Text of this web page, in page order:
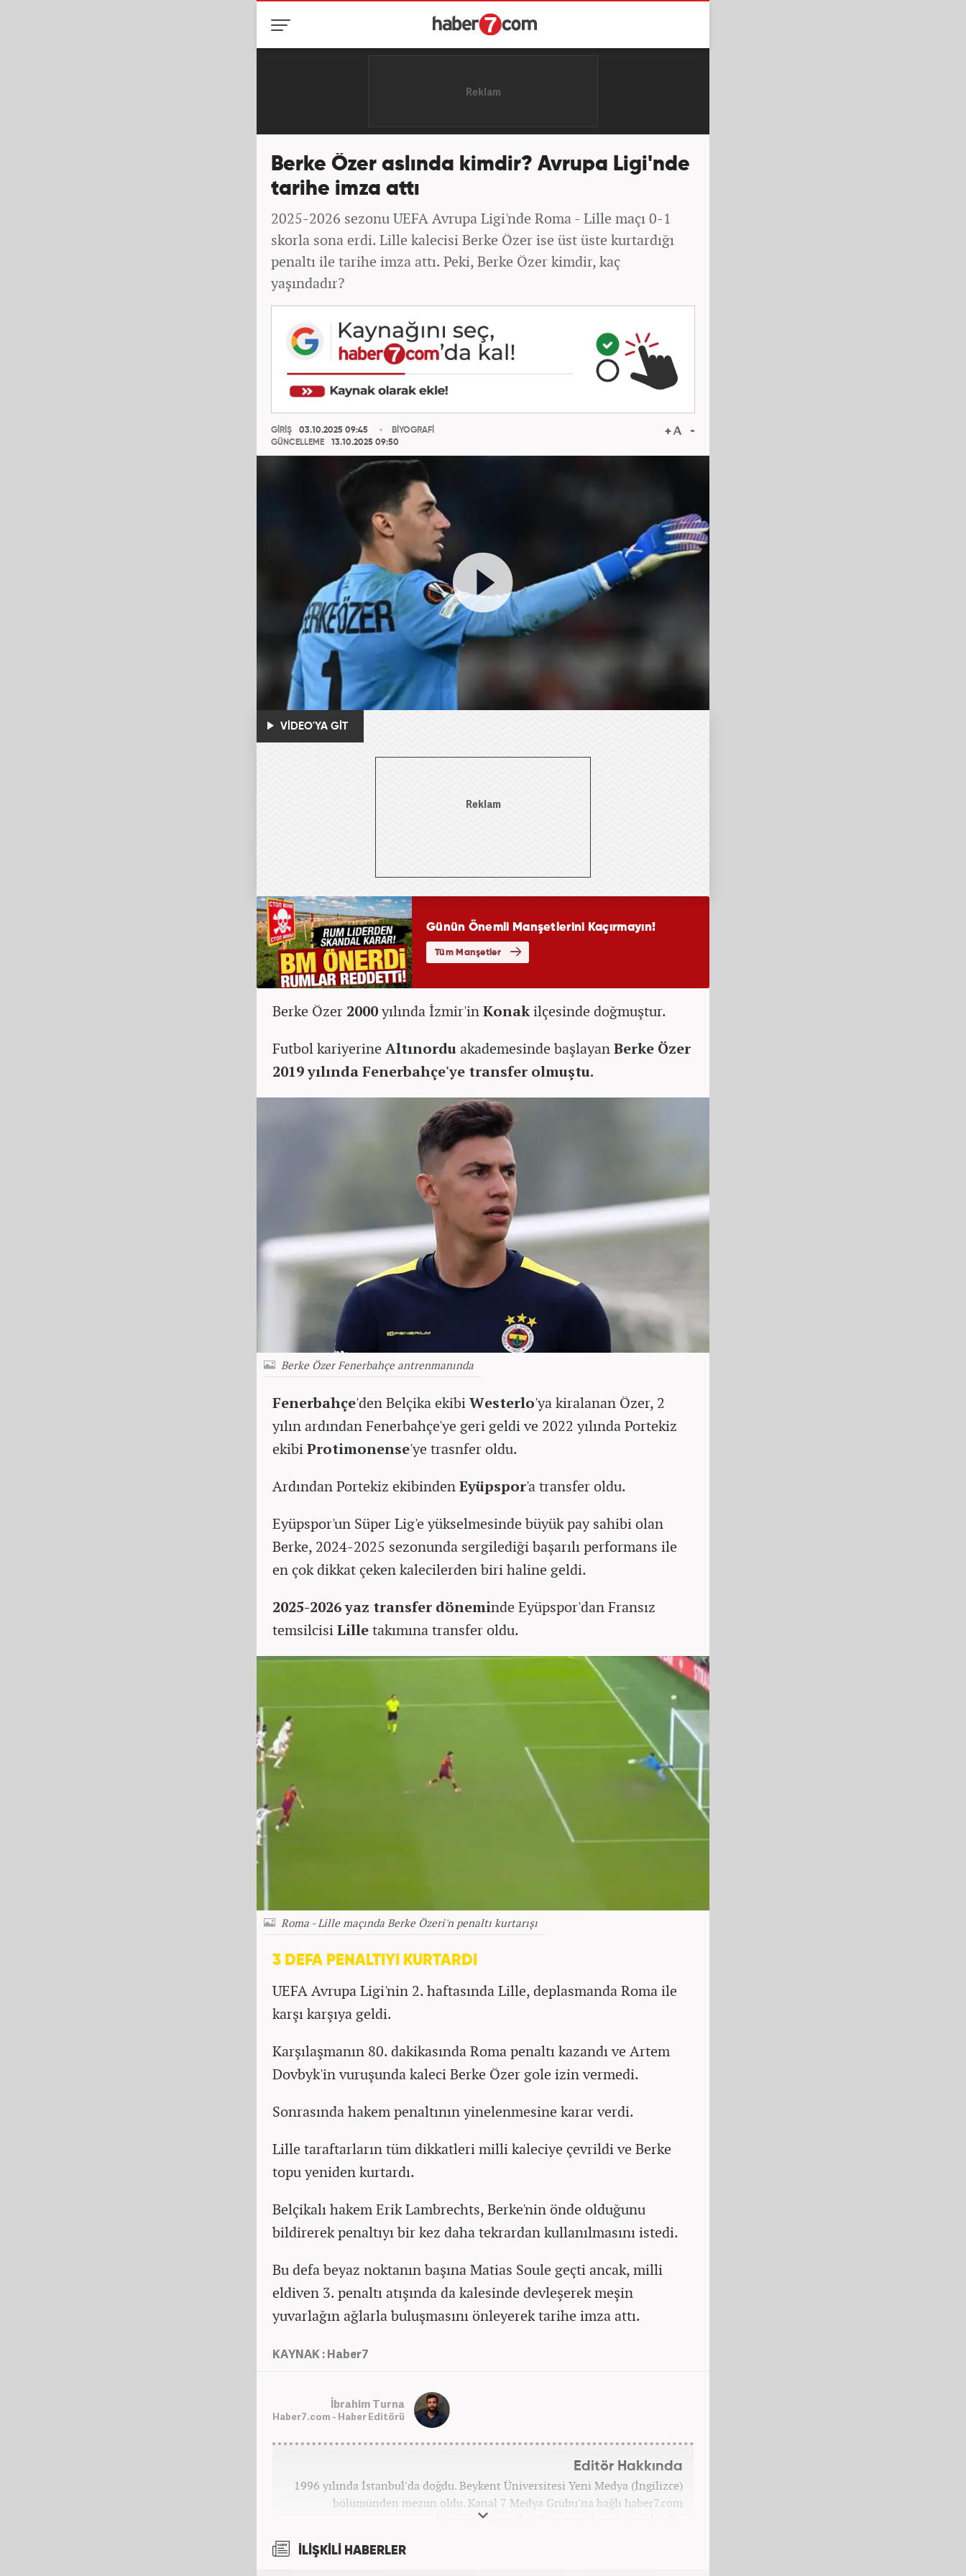
Berke Özer aslında kimdir? Avrupa Ligi'nde
tarihe imza attı
2025-2026 sezonu UEFA Avrupa Ligi'nde Roma - Lille maçı 0-1
skorla sona erdi. Lille kalecisi Berke Özer ise üst üste kurtardığı
penaltı ile tarihe imza attı. Peki, Berke Özer kimdir, kaç
yaşındadır?
GİRİŞ
03.10.2025 09:45
GÜNCELLEME
13.10.2025 09:50
BİYOGRAFİ
VİDEO'YA GİT
Berke Özer 2000yılında İzmir'inKonakilçesinde doğmuştur.
Futbol kariyerine Altınorduakademesinde başlayanBerke Özer
2019 yılında Fenerbahçe'ye transfer olmuştu.
Berke Özer Fenerbahçe antrenmanında
Fenerbahçe'den Belçika ekibiWesterlo'ya kiralanan Özer, 2
yılın ardından Fenerbahçe'ye geri geldi ve 2022 yılında Portekiz
ekibiProtimonense'ye trasnfer oldu.
Ardından Portekiz ekibindenEyüpspor'a transfer oldu.
Eyüpspor'un Süper Lig'e yükselmesinde büyük pay sahibi olan
Berke, 2024-2025 sezonunda sergilediği başarılı performans ile
en çok dikkat çeken kalecilerden biri haline geldi.
2025-2026 yaz transfer döneminde Eyüpspor'dan Fransız
temsilcisiLilletakımına transfer oldu.
Roma - Lille maçında Berke Özeri'n penaltı kurtarışı
3 DEFA PENALTIYI KURTARDI
UEFA Avrupa Ligi'nin 2. haftasında Lille, deplasmanda Roma ile
karşı karşıya geldi.
Karşılaşmanın 80. dakikasında Roma penaltı kazandı ve Artem
Dovbyk'in vuruşunda kaleci Berke Özer gole izin vermedi.
Sonrasında hakem penaltının yinelenmesine karar verdi.
Lille taraftarların tüm dikkatleri milli kaleciye çevrildi ve Berke
topu yeniden kurtardı.
Belçikalı hakem Erik Lambrechts, Berke'nin önde olduğunu
bildirerek penaltıyı bir kez daha tekrardan kullanılmasını istedi.
Bu defa beyaz noktanın başına Matias Soule geçti ancak, milli
eldiven 3. penaltı atışında da kalesinde devleşerek meşin
yuvarlağın ağlarla buluşmasını önleyerek tarihe imza attı.
KAYNAK : Haber7
İbrahim Turna
Haber7.com - Haber Editörü
Editör Hakkında
1996 yılında İstanbul'da doğdu. Beykent Üniversitesi Yeni Medya (İngilizce)
bölümünden mezun oldu. Kanal 7 Medya Grubu'na bağlı haber7.com
bünyesinde mesleki hayatına devam etmektedir.
İLİŞKİLİ HABERLER